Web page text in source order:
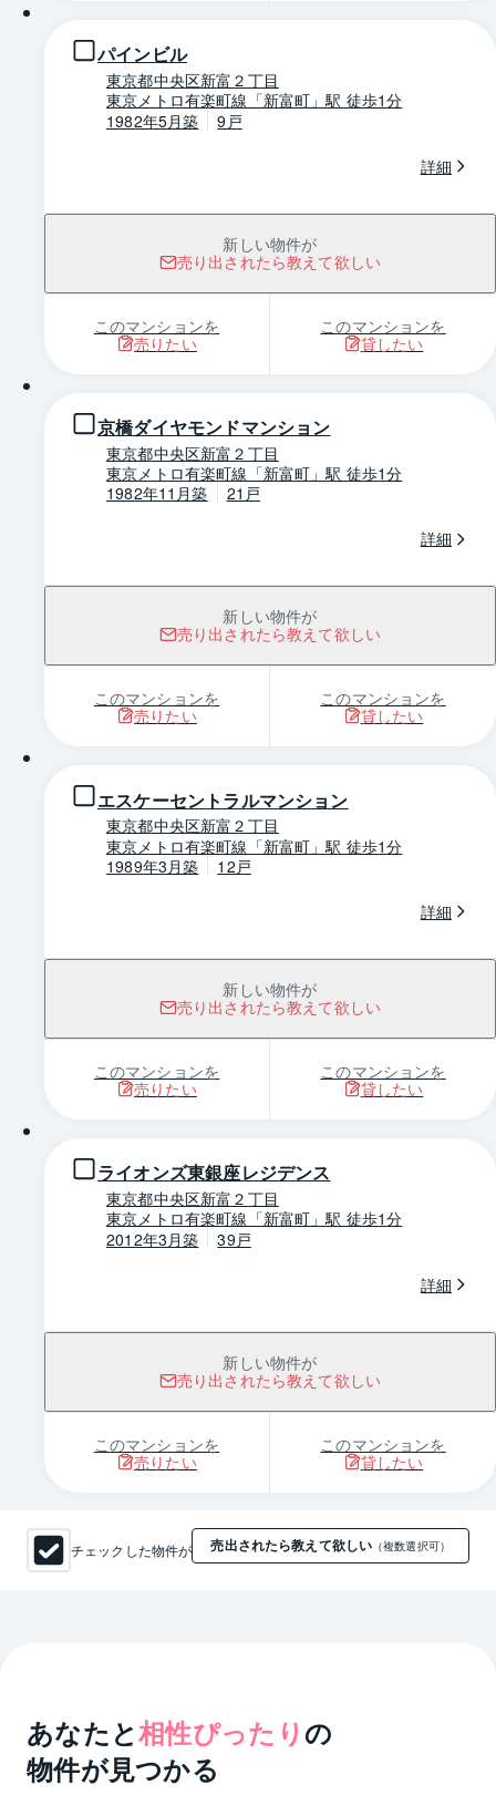
パインビル
東京都中央区新富２丁目
東京メトロ有楽町線「新富町」駅 徒歩1分
1982年5月築
9戸
詳細
新しい物件が
売り出されたら教えて欲しい
このマンションを
売りたい
このマンションを
貸したい
京橋ダイヤモンドマンション
東京都中央区新富２丁目
東京メトロ有楽町線「新富町」駅 徒歩1分
1982年11月築
21戸
詳細
新しい物件が
売り出されたら教えて欲しい
このマンションを
売りたい
このマンションを
貸したい
エスケーセントラルマンション
東京都中央区新富２丁目
東京メトロ有楽町線「新富町」駅 徒歩1分
1989年3月築
12戸
詳細
新しい物件が
売り出されたら教えて欲しい
このマンションを
売りたい
このマンションを
貸したい
ライオンズ東銀座レジデンス
東京都中央区新富２丁目
東京メトロ有楽町線「新富町」駅 徒歩1分
2012年3月築
39戸
詳細
新しい物件が
売り出されたら教えて欲しい
このマンションを
売りたい
このマンションを
貸したい
チェックした物件が 売出されたら教えて欲しい （複数選択可）
あなたと相性ぴったり の
物件が見つかる